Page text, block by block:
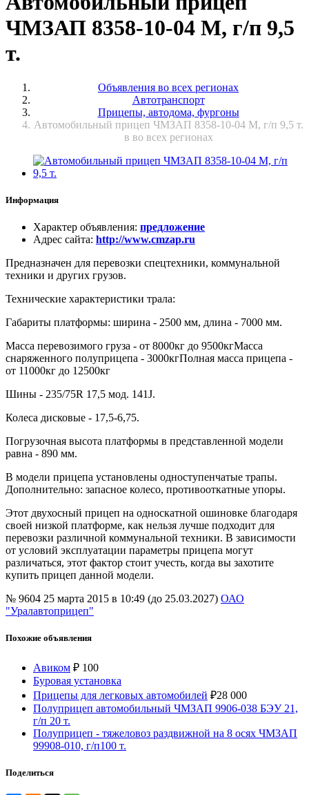
ЧМЗАП 8358-10-04 M, г/п 9,5
т.
Объявления во всех регионах
Автотранспорт
Прицепы, автодома, фургоны
Автомобильный прицеп ЧМЗАП 8358-10-04 M, г/п 9,5 т.
в во всех регионах
Информация
Характер объявления: предложение
Адрес сайта: http://www.cmzap.ru
Предназначен для перевозки спецтехники, коммунальной
техники и других грузов.
Технические характеристики трала:
Габариты платформы: ширина - 2500 мм, длина - 7000 мм.
Масса перевозимого груза - от 8000кг до 9500кгМасса
снаряженного полуприцепа - 3000кгПолная масса прицепа -
от 11000кг до 12500кг
Шины - 235/75R 17,5 мод. 141J.
Колеса дисковые - 17,5-6,75.
Погрузочная высота платформы в представленной модели
равна - 890 мм.
В модели прицепа установлены одноступенчатые трапы.
Дополнительно: запасное колесо, противооткатные упоры.
Этот двухосный прицеп на односкатной ошиновке благодаря
своей низкой платформе, как нельзя лучше подходит для
перевозки различной коммунальной техники. В зависимости
от условий эксплуатации параметры прицепа могут
различаться, этот фактор стоит учесть, когда вы захотите
купить прицеп данной модели.
№ 9604 25 марта 2015 в 10:49 (до 25.03.2027) ОАО
"Уралавтоприцеп"
Похожие объявления
Авиком ₽ 100
Буровая установка
Прицепы для легковых автомобилей ₽28 000
Полуприцеп автомобильный ЧМЗАП 9906-038 БЭУ 21,
г/п 20 т.
Полуприцеп - тяжеловоз раздвижной на 8 осях ЧМЗАП
99908-010, г/п100 т.
Поделиться